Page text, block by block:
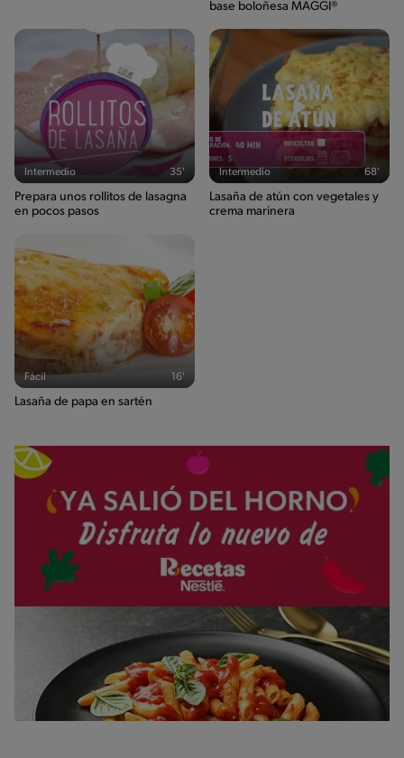
1119g / 0%
Salt
2.7g / %
base boloñesa MAGGI®
Intermedio 35'
Prepara unos rollitos de lasagna
en pocos pasos
Intermedio 68'
Lasaña de atún con vegetales y
crema marinera
Fácil 16'
Lasaña de papa en sartén